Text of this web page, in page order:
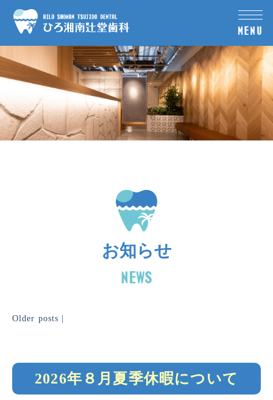
MENU
お知らせ
Older posts |
2026年８月夏季休暇について